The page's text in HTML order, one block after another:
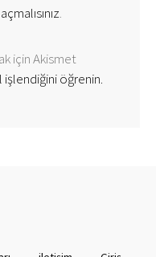
.
için Akismet
işlendiğini öğrenin.